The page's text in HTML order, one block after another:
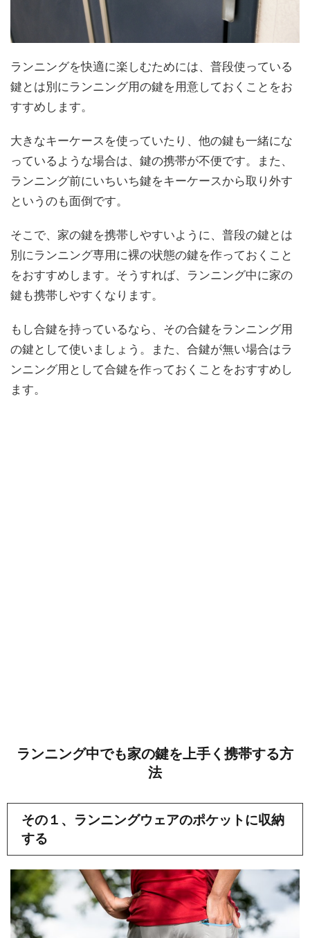
ランニングを快適に楽しむためには、普段使っている
鍵とは別にランニング用の鍵を用意しておくことをお
すすめします。
大きなキーケースを使っていたり、他の鍵も一緒にな
っているような場合は、鍵の携帯が不便です。また、
ランニング前にいちいち鍵をキーケースから取り外す
というのも面倒です。
そこで、家の鍵を携帯しやすいように、普段の鍵とは
別にランニング専用に裸の状態の鍵を作っておくこと
をおすすめします。そうすれば、ランニング中に家の
鍵も携帯しやすくなります。
もし合鍵を持っているなら、その合鍵をランニング用
の鍵として使いましょう。また、合鍵が無い場合はラ
ンニング用として合鍵を作っておくことをおすすめし
ます。
ランニング中でも家の鍵を上手く携帯する方
法
その１、ランニングウェアのポケットに収納
する